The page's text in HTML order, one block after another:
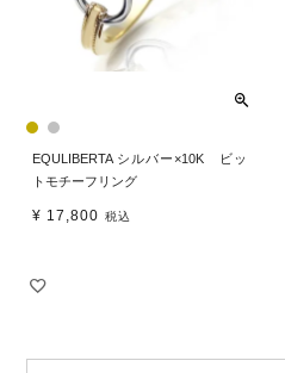
EQULIBERTA シルバー×10K ビッ
トモチーフリング
¥ 17,800 税込